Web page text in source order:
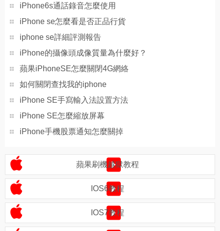
iPhone6s通話錄音怎麼使用
iPhone se怎麼看是否正品行貨
iphone se詳細評測報告
iPhone的攝像頭成像質量為什麼好？
蘋果iPhoneSE怎麼關閉4G網絡
如何關閉查找我的iphone
iPhone SE手寫輸入法設置方法
iPhone SE怎麼縮放屏幕
iPhone手機股票通知怎麼關掉
蘋果刷機越獄教程
IOS6教程
IOS7教程